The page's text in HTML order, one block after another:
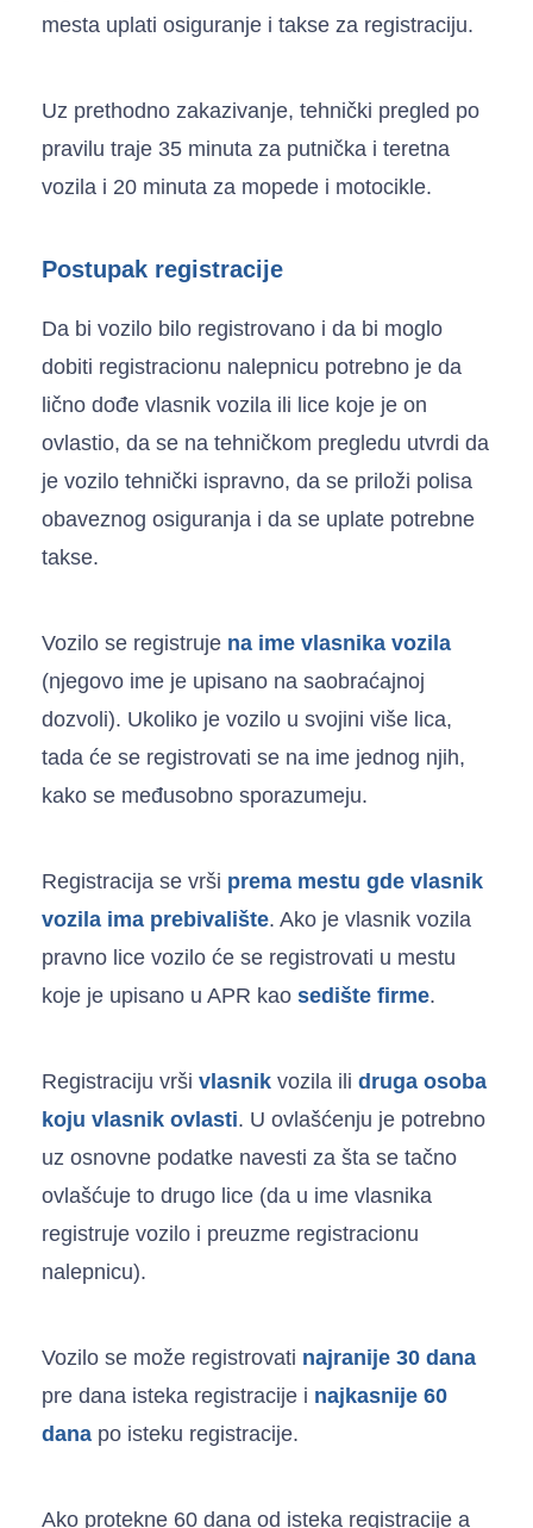
mesta uplati osiguranje i takse za registraciju.
Uz prethodno zakazivanje, tehnički pregled po
pravilu traje 35 minuta za putnička i teretna
vozila i 20 minuta za mopede i motocikle.
Postupak registracije
Da bi vozilo bilo registrovano i da bi moglo
dobiti registracionu nalepnicu potrebno je da
lično dođe vlasnik vozila ili lice koje je on
ovlastio, da se na tehničkom pregledu utvrdi da
je vozilo tehnički ispravno, da se priloži polisa
obaveznog osiguranja i da se uplate potrebne
takse.
Vozilo se registruje na ime vlasnika vozila
(njegovo ime je upisano na saobraćajnoj
dozvoli). Ukoliko je vozilo u svojini više lica,
tada će se registrovati se na ime jednog njih,
kako se međusobno sporazumeju.
Registracija se vrši prema mestu gde vlasnik
vozila ima prebivalište. Ako je vlasnik vozila
pravno lice vozilo će se registrovati u mestu
koje je upisano u APR kao sedište firme.
Registraciju vrši vlasnik vozila ili druga osoba
koju vlasnik ovlasti. U ovlašćenju je potrebno
uz osnovne podatke navesti za šta se tačno
ovlašćuje to drugo lice (da u ime vlasnika
registruje vozilo i preuzme registracionu
nalepnicu).
Vozilo se može registrovati najranije 30 dana
pre dana isteka registracije i najkasnije 60
dana po isteku registracije.
Ako protekne 60 dana od isteka registracije a